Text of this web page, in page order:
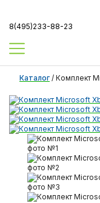
8(495)233-88-23
Каталог / Комплект